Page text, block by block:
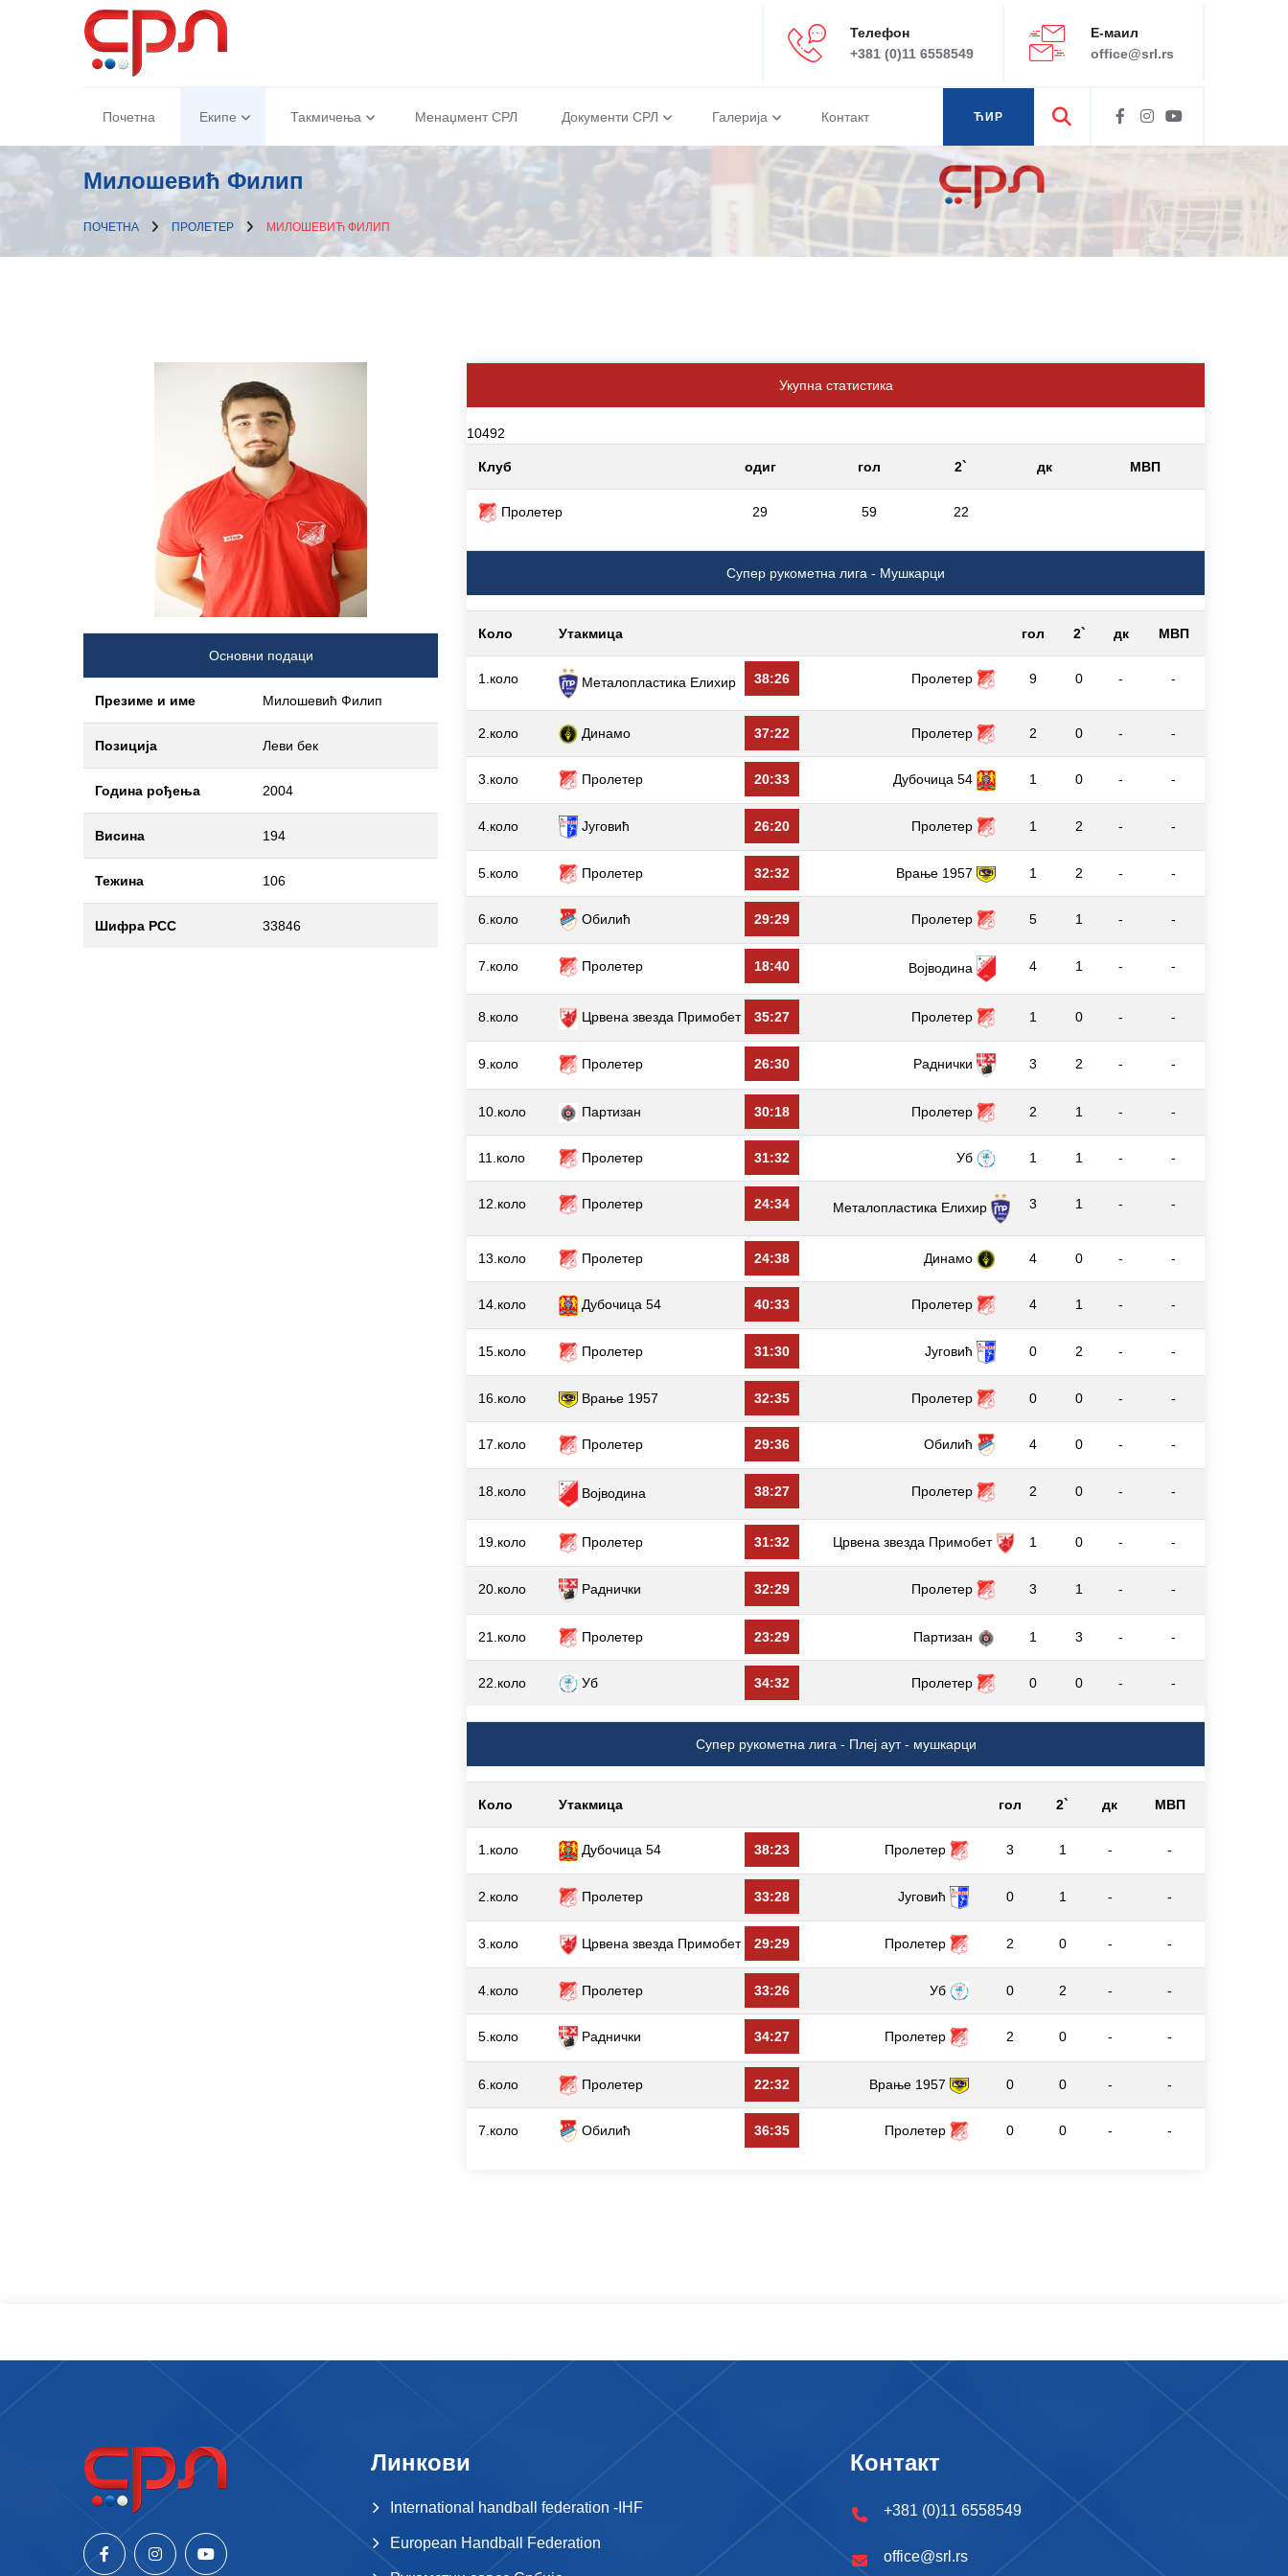
Телефон
+381 (0)11 6558549
Е-маил
office@srl.rs
Почетна Екипе Такмичења Менаџмент СРЛ Документи СРЛ Галерија Контакт
ЋИР
Милошевић Филип
ПОЧЕТНА ПРОЛЕТЕР МИЛОШЕВИЋ ФИЛИП
Основни подаци
Презиме и име Милошевић Филип
Позиција Леви бек
Година рођења 2004
Висина 194
Тежина 106
Шифра РСС 33846
Укупна статистика
10492
Клуб одиг гол 2` дк МВП
Пролетер 29 59 22
Супер рукометна лига - Мушкарци
Коло Утакмица гол 2` дк МВП
1.коло Металопластика Елиxир 38:26 Пролетер 9 0 - -
2.коло Динамо 37:22 Пролетер 2 0 - -
3.коло Пролетер 20:33 Дубочица 54 1 0 - -
4.коло Југовић 26:20 Пролетер 1 2 - -
5.коло Пролетер 32:32 Врање 1957 1 2 - -
6.коло Обилић 29:29 Пролетер 5 1 - -
7.коло Пролетер 18:40 Војводина 4 1 - -
8.коло Црвена звезда Примобет 35:27 Пролетер 1 0 - -
9.коло Пролетер 26:30 Раднички 3 2 - -
10.коло Партизан 30:18 Пролетер 2 1 - -
11.коло Пролетер 31:32 Уб 1 1 - -
12.коло Пролетер 24:34 Металопластика Елиxир 3 1 - -
13.коло Пролетер 24:38 Динамо 4 0 - -
14.коло Дубочица 54 40:33 Пролетер 4 1 - -
15.коло Пролетер 31:30 Југовић 0 2 - -
16.коло Врање 1957 32:35 Пролетер 0 0 - -
17.коло Пролетер 29:36 Обилић 4 0 - -
18.коло Војводина 38:27 Пролетер 2 0 - -
19.коло Пролетер 31:32 Црвена звезда Примобет 1 0 - -
20.коло Раднички 32:29 Пролетер 3 1 - -
21.коло Пролетер 23:29 Партизан 1 3 - -
22.коло Уб 34:32 Пролетер 0 0 - -
Супер рукометна лига - Плеј аут - мушкарци
Коло Утакмица гол 2` дк МВП
1.коло Дубочица 54 38:23 Пролетер 3 1 - -
2.коло Пролетер 33:28 Југовић 0 1 - -
3.коло Црвена звезда Примобет 29:29 Пролетер 2 0 - -
4.коло Пролетер 33:26 Уб 0 2 - -
5.коло Раднички 34:27 Пролетер 2 0 - -
6.коло Пролетер 22:32 Врање 1957 0 0 - -
7.коло Обилић 36:35 Пролетер 0 0 - -
Линкови
International handball federation -IHF
European Handball Federation
Контакт
+381 (0)11 6558549
office@srl.rs